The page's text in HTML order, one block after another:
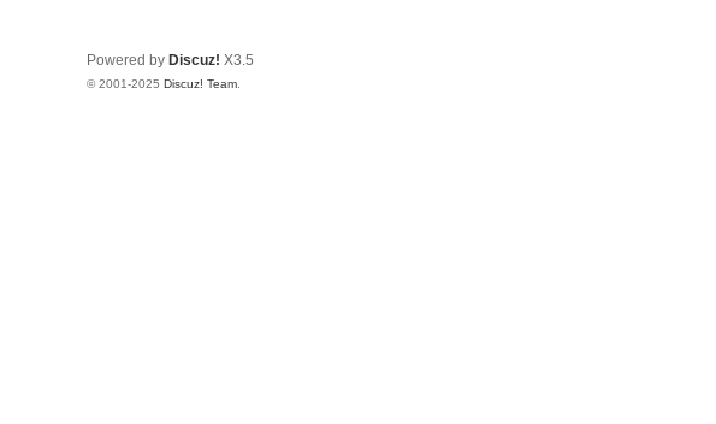
Powered by Discuz! X3.5
© 2001-2025 Discuz! Team